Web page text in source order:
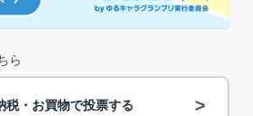
ら
・お買物で投票する >